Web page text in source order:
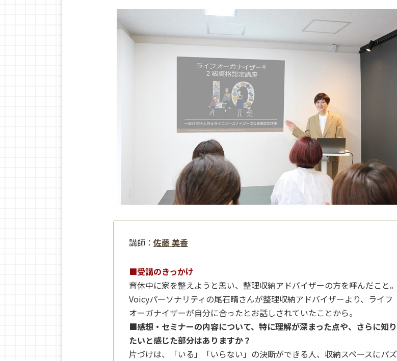
講師： 佐藤 美香
■受講のきっかけ
育休中に家を整えようと思い、整理収納アドバイザーの方を呼んだこと。
Voicyパーソナリティの尾石晴さんが整理収納アドバイザーより、ライフ
オーガナイザーが自分に合ったとお話しされていたことから。
■感想・セミナーの内容について、特に理解が深まった点や、さらに知り
たいと感じた部分はありますか？
片づけは、「いる」「いらない」の決断ができる人、収納スペースにパズ